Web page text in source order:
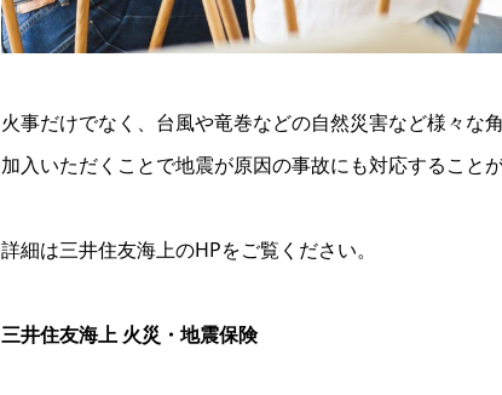
火事だけでなく、台風や竜巻などの自然災害など様々な
加入いただくことで地震が原因の事故にも対応することが
詳細は三井住友海上のHPをご覧ください。
三井住友海上 火災・地震保険